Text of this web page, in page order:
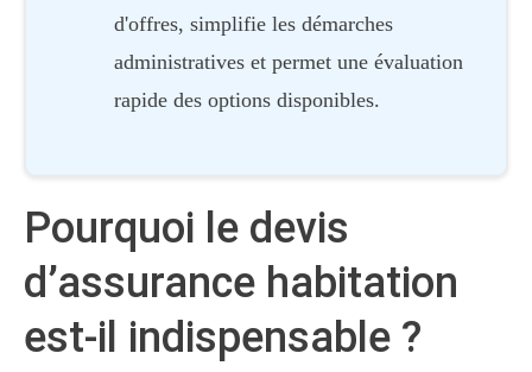
d'offres, simplifie les démarches
administratives et permet une évaluation
rapide des options disponibles.
Pourquoi le devis
d’assurance habitation
est-il indispensable ?